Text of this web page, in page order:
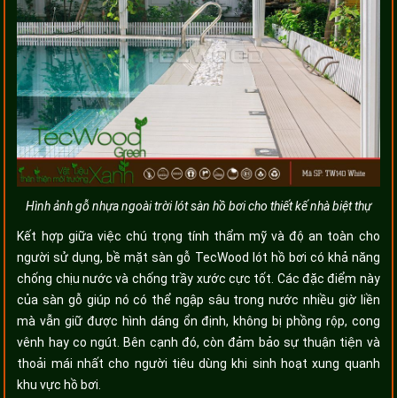
Hình ảnh gỗ nhựa ngoài trời lót sàn hồ bơi cho thiết kế nhà biệt thự
Kết hợp giữa việc chú trọng tính thẩm mỹ và độ an toàn cho
người sử dụng, bề mặt sàn gỗ TecWood lót hồ bơi có khả năng
chống chịu nước và chống trầy xước cực tốt. Các đặc điểm này
của sàn gỗ giúp nó có thể ngập sâu trong nước nhiều giờ liền
mà vẫn giữ được hình dáng ổn định, không bị phồng rộp, cong
vênh hay co ngút. Bên cạnh đó, còn đảm bảo sự thuận tiện và
thoải mái nhất cho người tiêu dùng khi sinh hoạt xung quanh
khu vực hồ bơi.